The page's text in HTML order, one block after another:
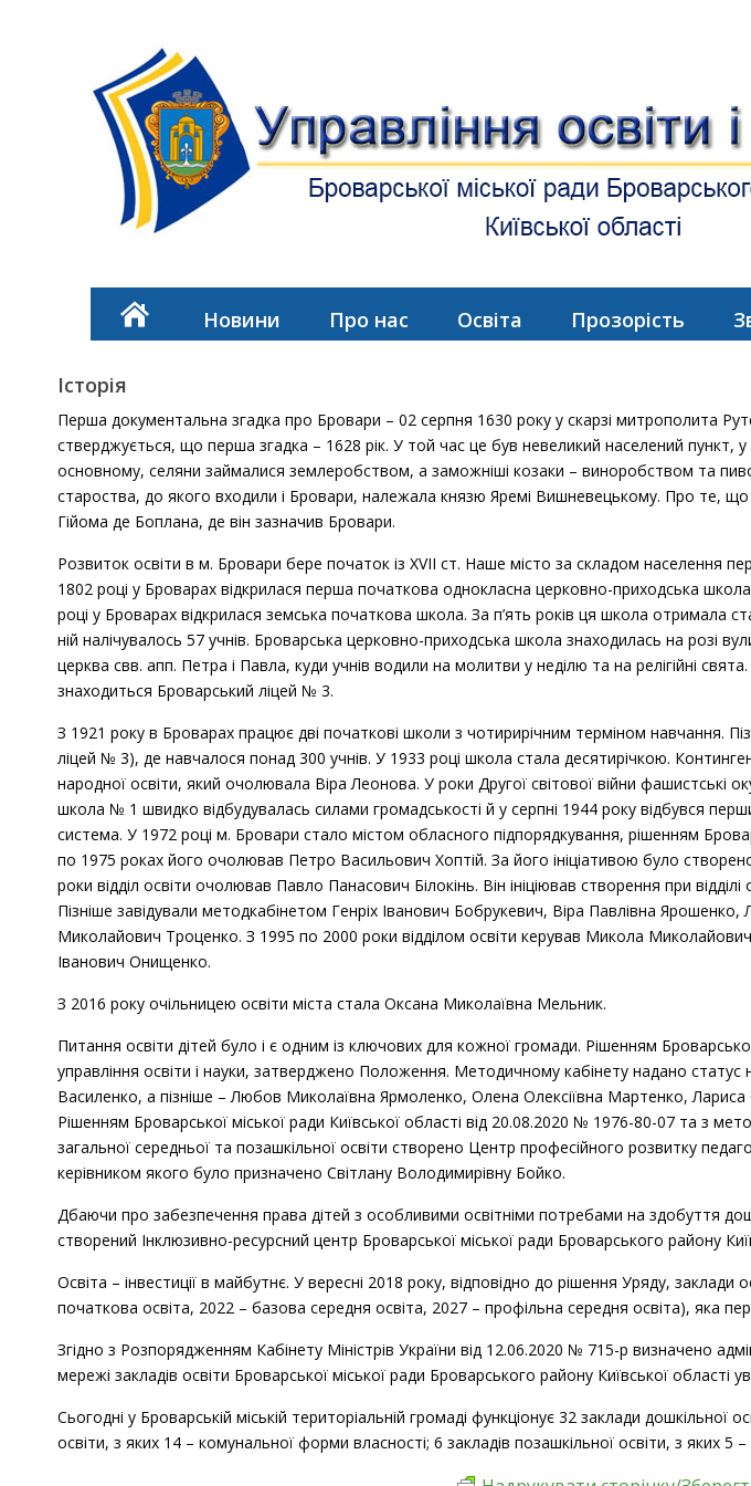
Новини Про нас Освіта Прозорість
Історія
Перша документальна згадка про Бровари – 02 серпня 1630 року у скарзі митрополита
стверджується, що перша згадка – 1628 рік. У той час це був невеликий населений пункт,
основному, селяни займалися землеробством, а заможніші козаки – виноробством та
староства, до якого входили і Бровари, належала князю Яремі Вишневецькому. Про те, що
Гійома де Боплана, де він зазначив Бровари.
Розвиток освіти в м. Бровари бере початок із XVII ст. Наше місто за складом населення
1802 році у Броварах відкрилася перша початкова однокласна церковно-приходська
році у Броварах відкрилася земська початкова школа. За п’ять років ця школа отримала
ній налічувалось 57 учнів. Броварська церковно-приходська школа знаходилась на розі
церква свв. апп. Петра і Павла, куди учнів водили на молитви у неділю та на релігійні
знаходиться Броварський ліцей № 3.
З 1921 року в Броварах працює дві початкові школи з чотирирічним терміном навчання.
ліцей № 3), де навчалося понад 300 учнів. У 1933 році школа стала десятирічкою.
народної освіти, який очолювала Віра Леонова. У роки Другої світової війни фашистські
школа № 1 швидко відбудувалась силами громадськості й у серпні 1944 року відбувся
система. У 1972 році м. Бровари стало містом обласного підпорядкування, рішенням
по 1975 роках його очолював Петро Васильович Хоптій. За його ініціативою було
роки відділ освіти очолював Павло Панасович Білокінь. Він ініціював створення при
Пізніше завідували методкабінетом Генріх Іванович Бобрукевич, Віра Павлівна
Миколайович Троценко. З 1995 по 2000 роки відділом освіти керував Микола
Іванович Онищенко.
З 2016 року очільницею освіти міста стала Оксана Миколаївна Мельник.
Питання освіти дітей було і є одним із ключових для кожної громади. Рішенням
управління освіти і науки, затверджено Положення. Методичному кабінету надано
Василенко, а пізніше – Любов Миколаївна Ярмоленко, Олена Олексіївна Мартенко,
Рішенням Броварської міської ради Київської області від 20.08.2020 № 1976-80-07 та з
загальної середньої та позашкільної освіти створено Центр професійного розвитку
керівником якого було призначено Світлану Володимирівну Бойко.
Дбаючи про забезпечення права дітей з особливими освітніми потребами на здобуття
створений Інклюзивно-ресурсний центр Броварської міської ради Броварського району
Освіта – інвестиції в майбутнє. У вересні 2018 року, відповідно до рішення Уряду,
початкова освіта, 2022 – базова середня освіта, 2027 – профільна середня освіта), яка
Згідно з Розпорядженням Кабінету Міністрів України від 12.06.2020 № 715-р визначено
мережі закладів освіти Броварської міської ради Броварського району Київської області
Сьогодні у Броварській міській територіальній громаді функціонує 32 заклади
освіти, з яких 14 – комунальної форми власності; 6 закладів позашкільної освіти, з яких 5